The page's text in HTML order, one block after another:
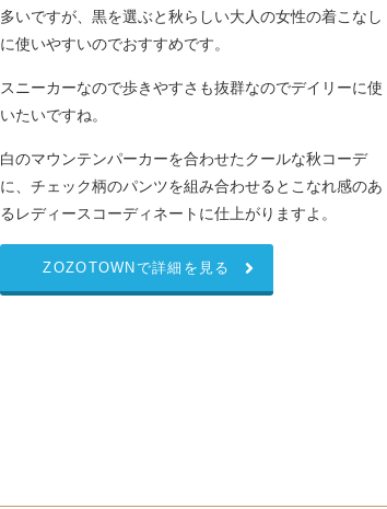
多いですが、黒を選ぶと秋らしい大人の女性の着こなし
に使いやすいのでおすすめです。
スニーカーなので歩きやすさも抜群なのでデイリーに使
いたいですね。
白のマウンテンパーカーを合わせたクールな秋コーデ
に、チェック柄のパンツを組み合わせるとこなれ感のあ
るレディースコーディネートに仕上がりますよ。
ZOZOTOWNで詳細を見る